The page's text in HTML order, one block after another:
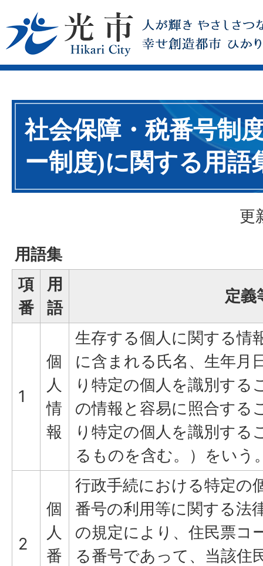
社会保障・税番号制
ー制度)に関する用語
更
用語集
項
番
用
語
定義
1
個
人
情
報
生存する個人に関する情
に含まれる氏名、生年月
り特定の個人を識別する
の情報と容易に照合する
り特定の個人を識別する
るものを含む。）をいう
2
個
人
番
行政手続における特定の
番号の利用等に関する法
の規定により、住民票コ
る番号であって、当該住